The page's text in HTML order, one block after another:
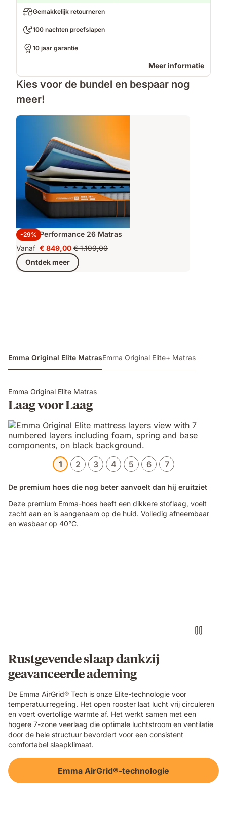
Gemakkelijk retourneren
100 nachten proefslapen
10 jaar garantie
Meer informatie
Kies voor de bundel en bespaar nog
meer!
-29%
Emma Performance 26 Matras
Vanaf Prijs
€ 849,00
€ 849,00Oorspronkelijke
prijs
€ 1.199,00
€ 1.199,00
Ontdek meer
Emma Original Elite MatrasEmma Original Elite+ Matras
Emma Original Elite Matras
Laag voor Laag
1 2 3 4 5 6 7
De premium hoes die nog beter aanvoelt dan hij eruitziet
Deze premium Emma-hoes heeft een dikkere stoflaag, voelt
zacht aan en is aangenaam op de huid. Volledig afneembaar
en wasbaar op 40°C.
the
Emma
Original
Elite
mattress,
showing
its
open-
cell
structure
in
close-
Rustgevende slaap dankzij
geavanceerde ademing
De Emma AirGrid® Tech is onze Elite-technologie voor
temperatuurregeling. Het open rooster laat lucht vrij circuleren
en voert overtollige warmte af. Het werkt samen met een
hogere 7-zone veerlaag die optimale luchtstroom en ventilatie
door de hele structuur bevordert voor een consistent
comfortabel slaapklimaat.
Emma AirGrid®-technologie